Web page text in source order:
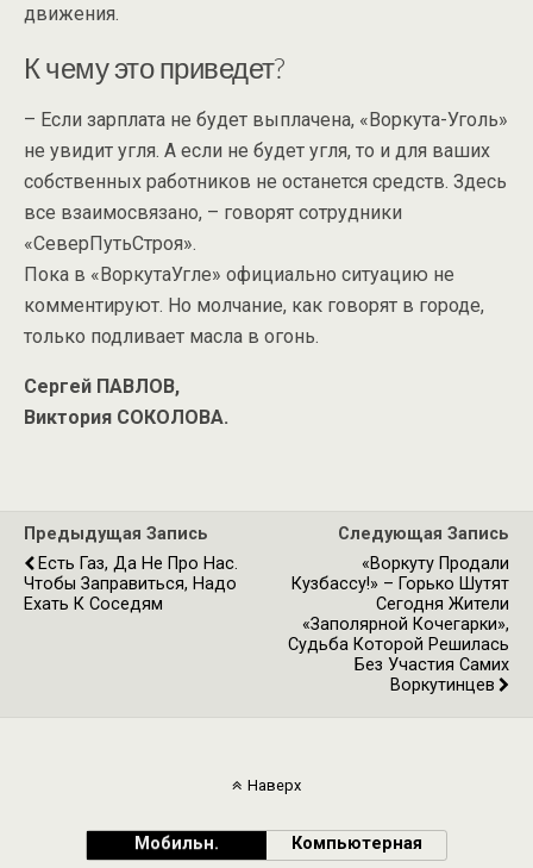
движения.
К чему это приведет?
– Если зарплата не будет выплачена, «Воркута-Уголь»
не увидит угля. А если не будет угля, то и для ваших
собственных работников не останется средств. Здесь
все взаимосвязано, – говорят сотрудники
«СеверПутьСтроя».
Пока в «ВоркутаУгле» официально ситуацию не
комментируют. Но молчание, как говорят в городе,
только подливает масла в огонь.
Сергей ПАВЛОВ,
Виктория СОКОЛОВА.
Предыдущая Запись
Есть Газ, Да Не Про Нас.
Чтобы Заправиться, Надо
Ехать К Соседям
Следующая Запись
«Воркуту Продали
Кузбассу!» – Горько Шутят
Сегодня Жители
«Заполярной Кочегарки»,
Судьба Которой Решилась
Без Участия Самих
Воркутинцев
Наверх
Мобильн. Компьютерная